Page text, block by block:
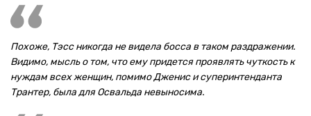
Похоже, Тэсс никогда не видела босса в таком раздражении.
Видимо, мысль о том, что ему придется проявлять чуткость к
нуждам всех женщин, помимо Дженис и суперинтенданта
Трантер, была для Освальда невыносима.